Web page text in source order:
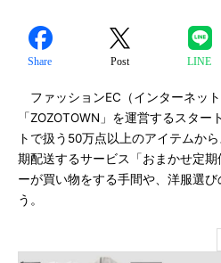
Share Post LINE
ファッションEC（インターネッ
「ZOZOTOWN」を運営するスタ
トで扱う50万点以上のアイテムか
期配送するサービス「おまかせ定
ーが買い物をする手間や、洋服選
う。